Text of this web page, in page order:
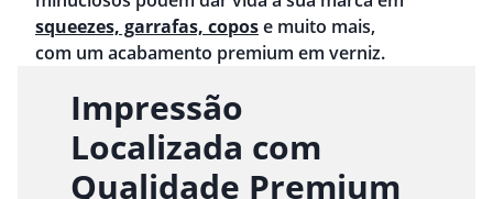
squeezes, garrafas, copose muito mais,
com um acabamento premium em verniz.
Impressão
Localizada com
Qualidade Premium